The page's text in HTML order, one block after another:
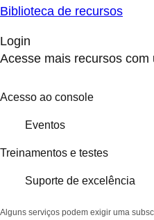
Biblioteca de recursos
Login
Acesse mais recursos com
Acesso ao console
Eventos
Treinamentos e testes
Suporte de excelência
Alguns serviços podem exigir uma